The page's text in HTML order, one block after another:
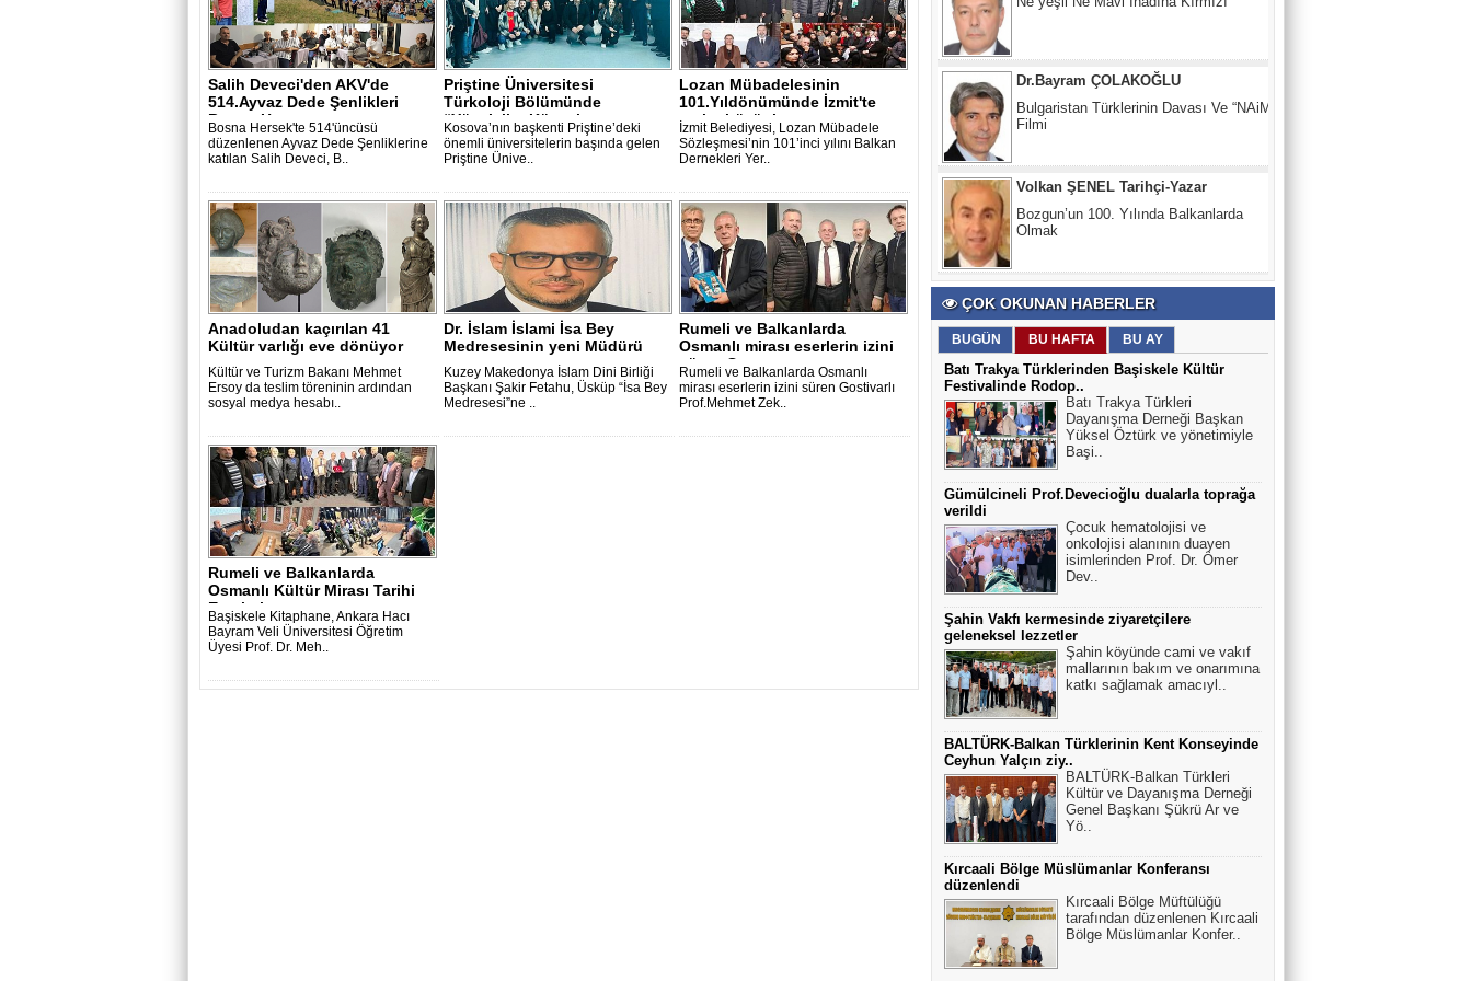
Bulgaristan Türklerinin Davası Ve “NAiM”
Bozgun’un 100. Yılında Balkanlarda
Türkiye olmadan asla!!
Süleyman DURAK
Dr. Sadık Ahmet adının verildiği 3
stratejik YER
Ali Mümin
Hayatı çocukken yaşar, büyüyünce
Erdem EREN BALGENÇ Başkanı
Akıl Coğrafyamız Balkanlar
Doç.Dr.Ertuğrul KARAKUŞ
Balkanlardan Kocacık Kalesi
eteklerinden Breştanik'li 3 kahraman
ÇOK OKUNAN HABERLER
BUGÜN BU HAFTA BU AY
Batı Trakya Türklerinden Başiskele Kültür
Festivalinde Rodop..
Batı Trakya Türkleri
Dayanışma Derneği Başkan
Yüksel Öztürk ve yönetimiyle
Başi..
Gümülcineli Prof.Devecioğlu dualarla toprağa
verildi
Çocuk hematolojisi ve
onkolojisi alanının duayen
isimlerinden Prof. Dr. Ömer
Dev..
Şahin Vakfı kermesinde ziyaretçilere
geleneksel lezzetler
Şahin köyünde cami ve vakıf
mallarının bakım ve onarımına
katkı sağlamak amacıyl..
BALTÜRK-Balkan Türklerinin Kent Konseyinde
Ceyhun Yalçın ziy..
BALTÜRK-Balkan Türkleri
Kültür ve Dayanışma Derneği
Genel Başkanı Şükrü Ar ve
Yö..
Kırcaali Bölge Müslümanlar Konferansı
düzenlendi
Kırcaali Bölge Müftülüğü
tarafından düzenlenen Kırcaali
Bölge Müslümanlar Konfer..
Salih Deveci'den AKV'de
514.Ayvaz Dede Şenlikleri
Bosna Hers..
Bosna Hersek'te 514'üncüsü
düzenlenen Ayvaz Dede Şenliklerine
katılan Salih Deveci, B..
Priştine Üniversitesi
Türkoloji Bölümünde
“Yücelciler Köşesi..
Kosova’nın başkenti Priştine’deki
önemli üniversitelerin başında gelen
Priştine Ünive..
Lozan Mübadelesinin
101.Yıldönümünde İzmit'te
anılar hüzünle..
İzmit Belediyesi, Lozan Mübadele
Sözleşmesi’nin 101’inci yılını Balkan
Dernekleri Yer..
Anadoludan kaçırılan 41
Kültür varlığı eve dönüyor
Kültür ve Turizm Bakanı Mehmet
Ersoy da teslim töreninin ardından
sosyal medya hesabı..
Dr. İslam İslami İsa Bey
Medresesinin yeni Müdürü
Kuzey Makedonya İslam Dini Birliği
Başkanı Şakir Fetahu, Üsküp “İsa Bey
Medresesi”ne ..
Rumeli ve Balkanlarda
Osmanlı mirası eserlerin izini
süren G..
Rumeli ve Balkanlarda Osmanlı
mirası eserlerin izini süren Gostivarlı
Prof.Mehmet Zek..
Rumeli ve Balkanlarda
Osmanlı Kültür Mirası Tarihi
Eserleri ..
Başiskele Kitaphane, Ankara Hacı
Bayram Veli Üniversitesi Öğretim
Üyesi Prof. Dr. Meh..